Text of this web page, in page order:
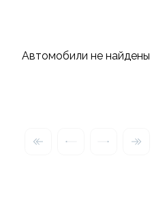
Автомобили не найдены